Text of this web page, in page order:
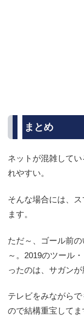
まとめ
ネットが混雑して
れやすい。
そんな場合には、
ます。
ただ～、ゴール前
～。2019のツール
ったのは、サガンが
テレビをみながら
ので結構重宝してま